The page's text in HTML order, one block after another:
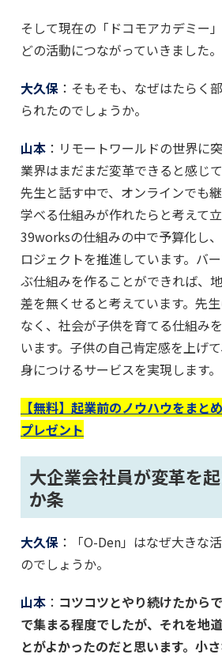
そして現在の「ドコモアカデミー
どの活動につながっていきました。
大久保 ：そもそも、なぜはたらく
られたのでしょうか。
山本 ：リモートワールドの世界に
業界はまだまだ変革できると感じ
先生と話す中で、オンラインでも
学べる仕組みが作れたらと考えて立
39worksの仕組みの中で予算化し
ロジェクトを推進しています。バ
ぶ仕組みを作ることができれば、
差を無くせると考えています。先
なく、社会が子供を育てる仕組み
います。子供の自己肯定感を上げ
身につけるサービスを実現します。
【無料】起業前のノウハウをまと
プレゼント
大企業会社員が変革を
か条
大久保 ：「O-Den」はなぜ大きな
のでしょうか。
山本 ： コツコツとやり続けたから
で集まる程度でしたが、それを地
とがよかったのだと思います。小